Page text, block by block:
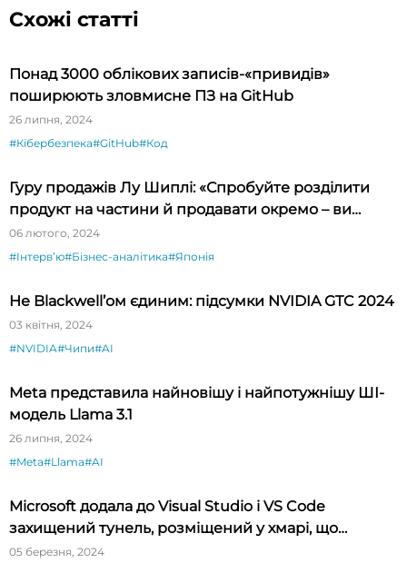
Схожі статті
Понад 3000 облікових записів-«привидів»
поширюють зловмисне ПЗ на GitHub
26 липня, 2024
#Кібербезпека#GitHub#Код
Гуру продажів Лу Шиплі: «Спробуйте розділити
продукт на частини й продавати окремо – ви
будете вражені»
06 лютого, 2024
#Інтервʼю#Бізнес-аналітика#Японія
Не Blackwell’ом єдиним: підсумки NVIDIA GTC 2024
03 квітня, 2024
#NVIDIA#Чипи#AI
Meta представила найновішу і найпотужнішу ШІ-
модель Llama 3.1
26 липня, 2024
#Meta#Llama#AI
Microsoft додала до Visual Studio і VS Code
захищений тунель, розміщений у хмарі, що
спрощує тестування API
05 березня, 2024